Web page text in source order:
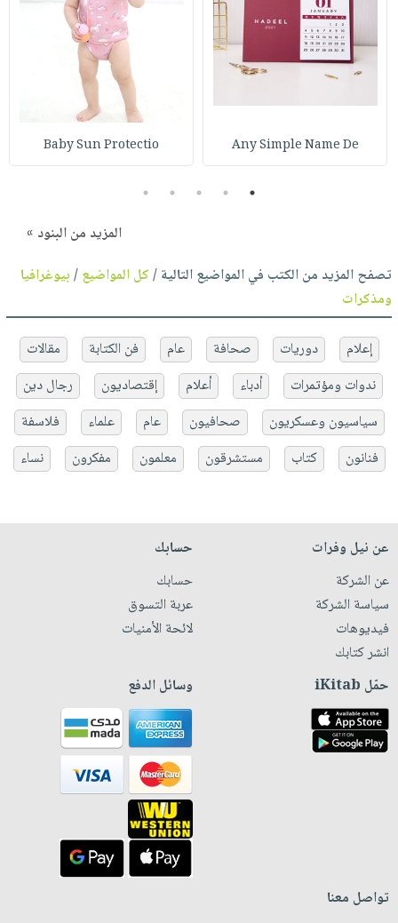
Any Simple Name De
Baby Sun Protectio
1
2
3
4
5
المزيد من البنود »
تصفح المزيد من الكتب في المواضيع التالية /كل المواضيع/بيوغرافيا
ومذكرات
إعلام دوريات صحافة عام فن الكتابة
مقالات
ندوات ومؤتمرات
أدباء أعلام إقتصاديون
رجال دين
سياسيون وعسكريون
صحافيون عام علماء
فلاسفة
فنانون
كتاب مستشرقون معلمون مفكرون نساء
عن نيل وفرات
عن الشركة
سياسة الشركة
فيديوهات
انشر كتابك
حسابك
حسابك
عربة التسوق
لائحة الأمنيات
حمّل iKitab وسائل الدفع
تواصل معنا